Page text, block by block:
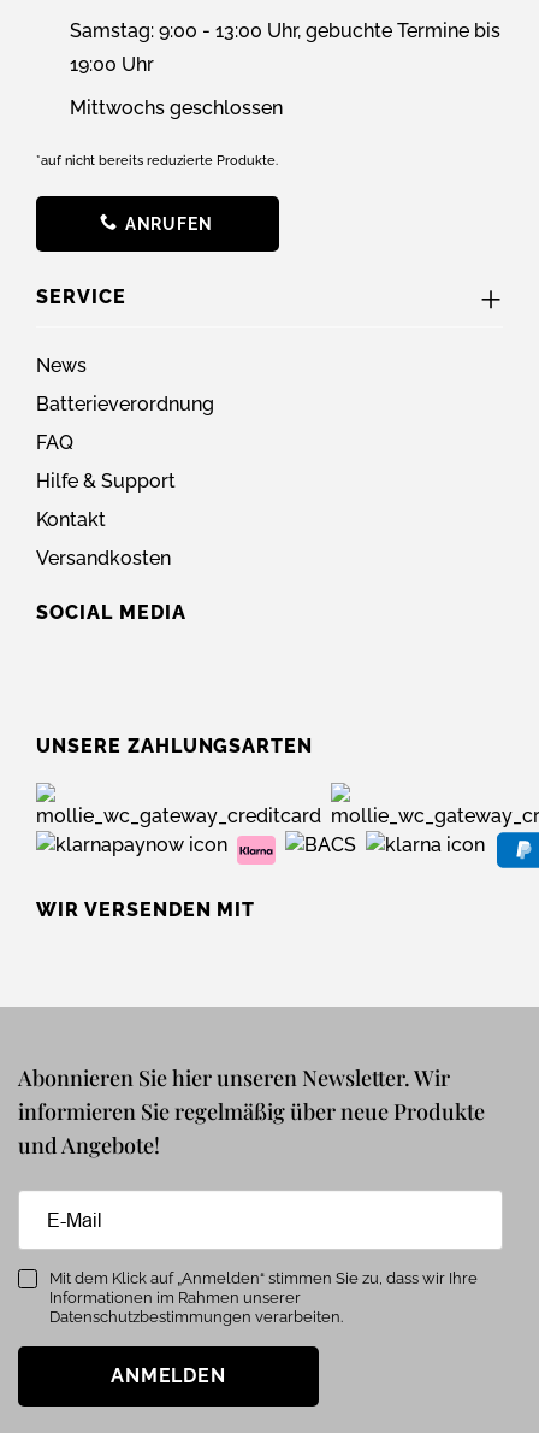
Samstag: 9:00 - 13:00 Uhr, gebuchte Termine bis
19:00 Uhr
Mittwochs geschlossen
*auf nicht bereits reduzierte Produkte.
ANRUFEN
SERVICE
News
Batterieverordnung
FAQ
Hilfe & Support
Kontakt
Versandkosten
SOCIAL MEDIA
UNSERE ZAHLUNGSARTEN
WIR VERSENDEN MIT
Abonnieren Sie hier unseren Newsletter. Wir
informieren Sie regelmäßig über neue Produkte
und Angebote!
Mit dem Klick auf „Anmelden“ stimmen Sie zu, dass wir Ihre
Informationen im Rahmen unserer
Datenschutzbestimmungen verarbeiten.
ANMELDEN